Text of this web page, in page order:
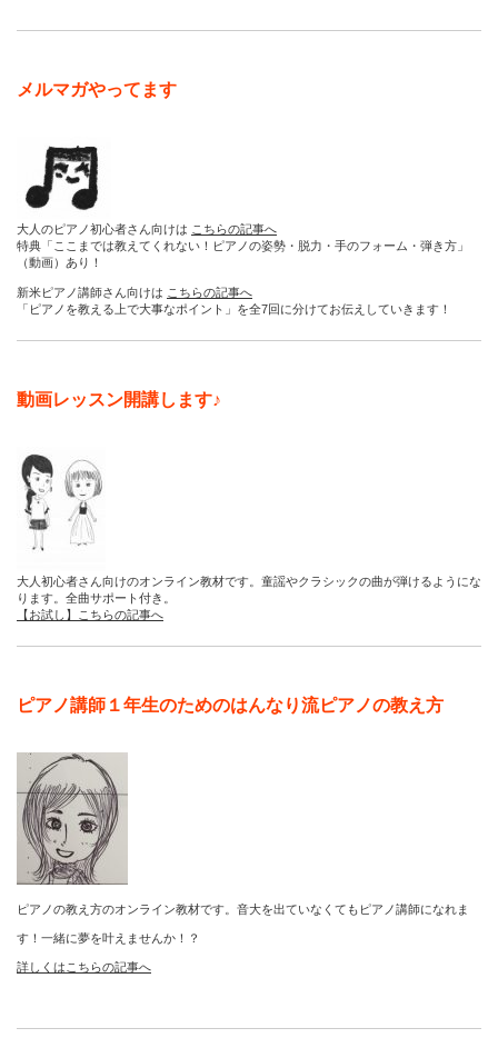
メルマガやってます
大人のピアノ初心者さん向けは こちらの記事へ
特典「ここまでは教えてくれない！ピアノの姿勢・脱力・手のフォーム・弾き方」
（動画）あり！
新米ピアノ講師さん向けは こちらの記事へ
「ピアノを教える上で大事なポイント」を全7回に分けてお伝えしていきます！
動画レッスン開講します♪
大人初心者さん向けのオンライン教材です。童謡やクラシックの曲が弾けるようにな
ります。全曲サポート付き。
【お試し】こちらの記事へ
ピアノ講師１年生のためのはんなり流ピアノの教え方
ピアノの教え方のオンライン教材です。音大を出ていなくてもピアノ講師になれま
す！一緒に夢を叶えませんか！？
詳しくはこちらの記事へ